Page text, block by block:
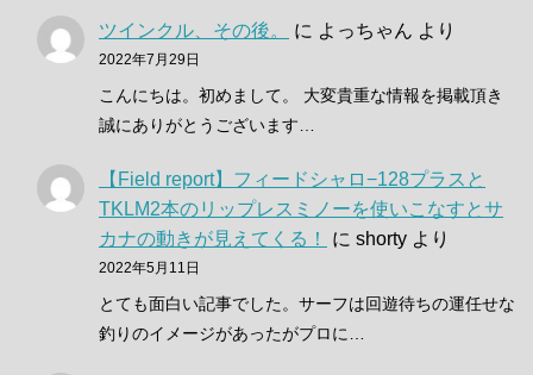
ツインクル、その後。 に よっちゃん より
2022年7月29日
こんにちは。初めまして。 大変貴重な情報を掲載頂き
誠にありがとうございます…
【Field report】フィードシャロ−128プラスと
TKLM2本のリップレスミノーを使いこなすとサ
カナの動きが見えてくる！
に shorty より
2022年5月11日
とても面白い記事でした。サーフは回遊待ちの運任せな
釣りのイメージがあったがプロに…